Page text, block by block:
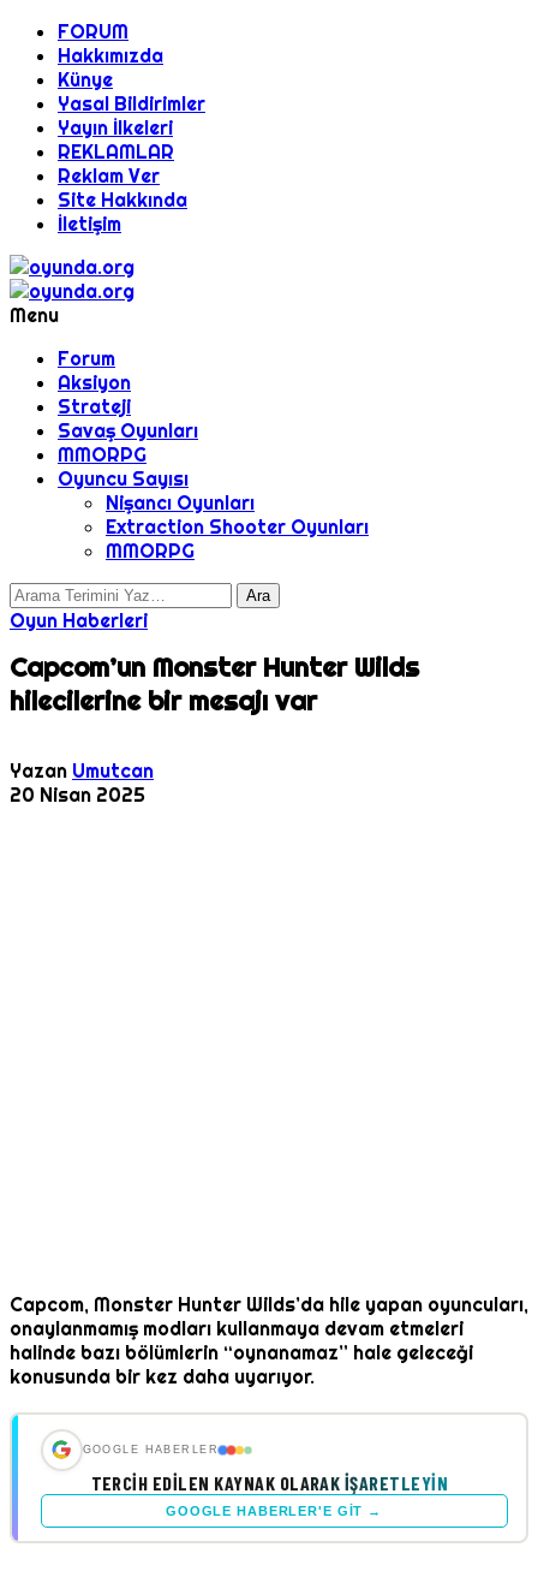
FORUM
Hakkımızda
Künye
Yasal Bildirimler
Yayın İlkeleri
REKLAMLAR
Reklam Ver
Site Hakkında
İletişim
Menu
Forum
Aksiyon
Strateji
Savaş Oyunları
MMORPG
Oyuncu Sayısı
Nişancı Oyunları
Extraction Shooter Oyunları
MMORPG
Oyun Haberleri
Capcom’un Monster Hunter Wilds
hilecilerine bir mesajı var
Yazan Umutcan
20 Nisan 2025
Capcom, Monster Hunter Wilds’da hile yapan oyuncuları,
onaylanmamış modları kullanmaya devam etmeleri
halinde bazı bölümlerin “oynanamaz” hale geleceği
konusunda bir kez daha uyarıyor.
GOOGLE HABERLER
TERCIH EDILEN KAYNAK OLARAK İŞARETLEYIN
GOOGLE HABERLER'E GIT →